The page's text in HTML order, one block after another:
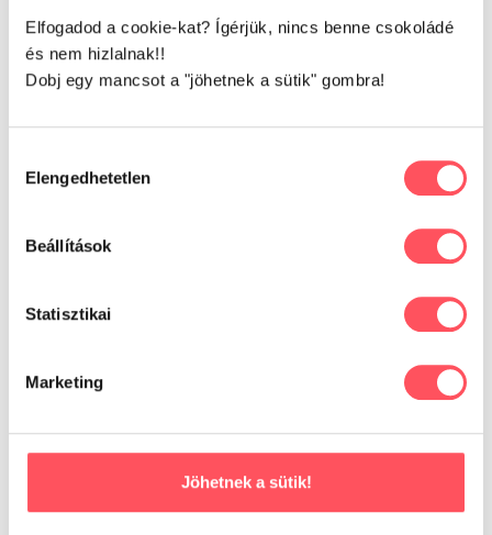
Elfogadod a cookie-kat? Ígérjük, nincs benne csokoládé
és nem hizlalnak!!
Dobj egy mancsot a "jöhetnek a sütik" gombra!
kiválasztása
Elengedhetetlen
Beállítások
Statisztikai
Marketing
Jöhetnek a sütik!
Írd meg a véleményed!
Már kipróbáltad ezt a
Oszd meg tapasztalataidat,
Segítsd a gazdikat a döntésükben!